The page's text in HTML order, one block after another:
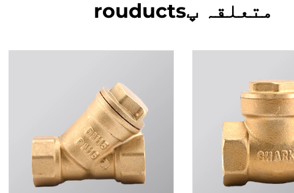
متعلقہ پrouducts